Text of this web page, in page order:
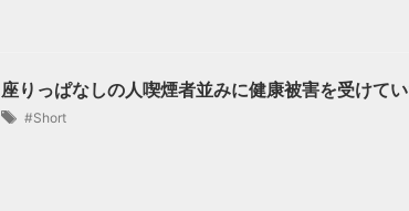
座りっぱなしの人喫煙者並みに健康被害を受けて
#Short